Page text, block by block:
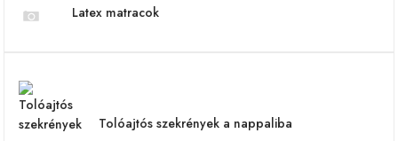
Latex matracok
Tolóajtós szekrények a nappaliba